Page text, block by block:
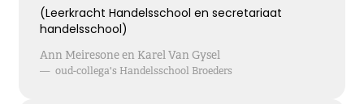
(Leerkracht Handelsschool en secretariaat
handelsschool)
Ann Meiresone en Karel Van Gysel
— oud-collega's Handelsschool Broeders